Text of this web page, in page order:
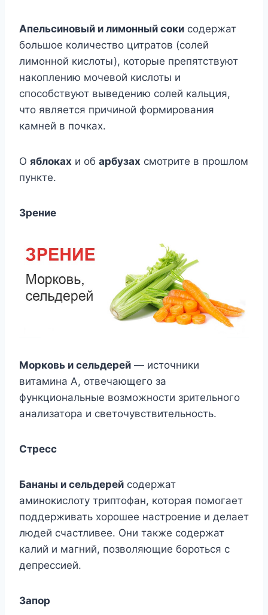
Апельсиновый и лимонный соки содержат
большое количество цитратов (солей
лимонной кислоты), которые препятствуют
накоплению мочевой кислоты и
способствуют выведению солей кальция,
что является причиной формирования
камней в почках.
О яблоках и об арбузах смотрите в прошлом
пункте.
Зрение
Морковь и сельдерей — источники
витамина А, отвечающего за
функциональные возможности зрительного
анализатора и светочувствительность.
Стресс
Бананы и сельдерей содержат
аминокислоту триптофан, которая помогает
поддерживать хорошее настроение и делает
людей счастливее. Они также содержат
калий и магний, позволяющие бороться с
депрессией.
Запор